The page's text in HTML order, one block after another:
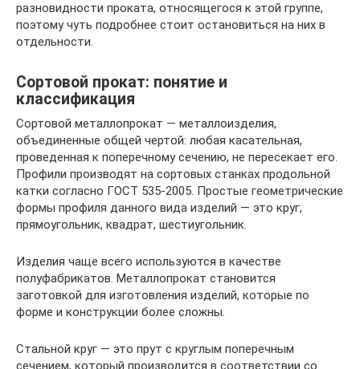
разновидности проката, относящегося к этой группе,
поэтому чуть подробнее стоит остановиться на них в
отдельности.
Сортовой прокат: понятие и
классификация
Сортовой металлопрокат — металлоизделия,
объединенные общей чертой: любая касательная,
проведенная к поперечному сечению, не пересекает его.
Профили производят на сортовых станках продольной
катки согласно ГОСТ 535-2005. Простые геометрические
формы профиля данного вида изделий — это круг,
прямоугольник, квадрат, шестиугольник.
Изделия чаще всего используются в качестве
полуфабрикатов. Металлопрокат становится
заготовкой для изготовления изделий, которые по
форме и конструкции более сложны.
Стальной круг — это прут с круглым поперечным
сечением, который производится в соответствии со